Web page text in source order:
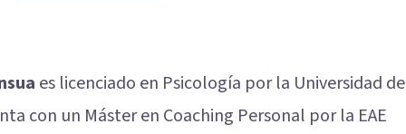
es licenciado en Psicología por la Universidad de
con un Máster en Coaching Personal por la EAE